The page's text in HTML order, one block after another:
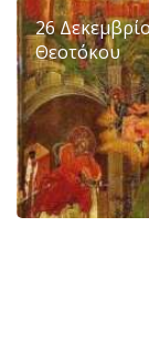
26
Θεοτόκου